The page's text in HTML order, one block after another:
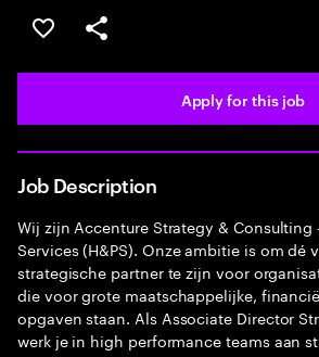
Save this job
Share this job
Apply for this job
Job Description
Wij zijn Accenture Strategy & Consulting
Services (H&PS). Onze ambitie is om dé
strategische partner te zijn voor
die voor grote maatschappelijke,
opgaven staan. Als Associate Director
werk je in high performance teams aan